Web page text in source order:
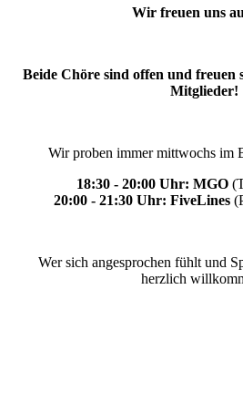
Wir freuen uns
Beide Chöre sind offen und freuen
Mitglieder!
Wir proben immer mittwochs im
18:30 - 20:00 Uhr: MGO
20:00 - 21:30 Uhr: FiveLines
Wer sich angesprochen fühlt und
herzlich